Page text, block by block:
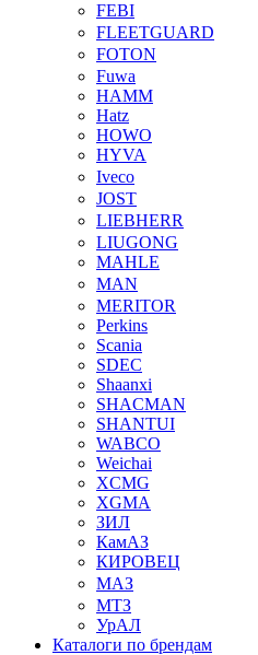
FEBI
FLEETGUARD
FOTON
Fuwa
HAMM
Hatz
HOWO
HYVA
Iveco
JOST
LIEBHERR
LIUGONG
MAHLE
MAN
MERITOR
Perkins
Scania
SDEC
Shaanxi
SHACMAN
SHANTUI
WABCO
Weichai
XCMG
XGMA
ЗИЛ
КамАЗ
КИРОВЕЦ
МАЗ
МТЗ
УрАЛ
Каталоги по брендам